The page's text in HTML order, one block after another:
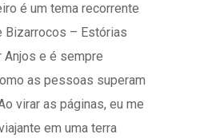
é um tema recorrente
Bizarrocos – Estórias
Anjos e é sempre
as pessoas superam
virar as páginas, eu me
em uma terra